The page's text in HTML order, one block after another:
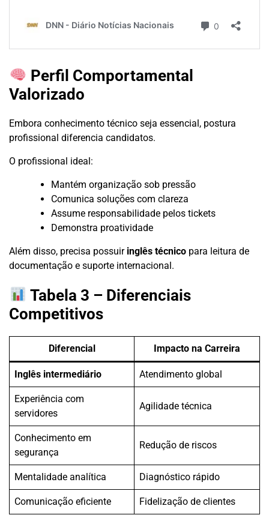
Perfil Comportamental
Valorizado
Embora conhecimento técnico seja essencial, postura
profissional diferencia candidatos.
O profissional ideal:
Mantém organização sob pressão
Comunica soluções com clareza
Assume responsabilidade pelos tickets
Demonstra proatividade
Além disso, precisa possuir inglês técnico para leitura de
documentação e suporte internacional.
Tabela 3 – Diferenciais
Competitivos
Diferencial Impacto na Carreira
Inglês intermediário Atendimento global
Experiência com
servidores
Agilidade técnica
Conhecimento em
segurança
Redução de riscos
Mentalidade analítica Diagnóstico rápido
Comunicação eficiente Fidelização de clientes